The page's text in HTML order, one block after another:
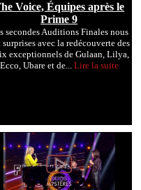
Voice, Équipes après le
Prime 9
secondes Auditions Finales nous
surprises avec la redécouverte des
exceptionnels de Gulaan, Lilya,
Ecco, Ubare et de... Lire la suite